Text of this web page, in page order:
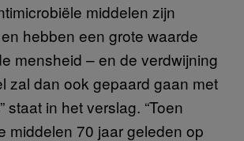
middelen zijn
hebben een grote waarde
mensheid – en de verdwijning
zal dan ook gepaard gaan met
staat in het verslag. “Toen
middelen 70 jaar geleden op